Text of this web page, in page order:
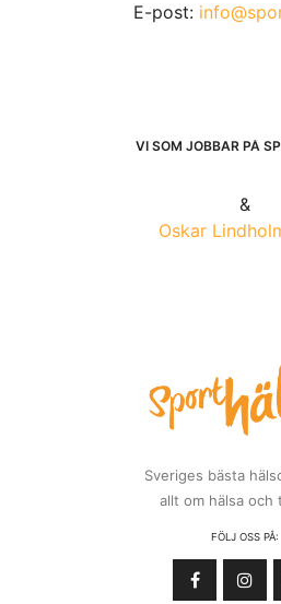
E-post:
VI SOM JOBBAR PÅ
&
Oskar
Sveriges bästa
allt om hälsa och
FÖLJ OSS PÅ: